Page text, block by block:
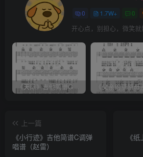
0 1.7W+ 0
开心点，别担心，微笑就
《天际》吉他简谱G调弹唱谱（姜玉阳）
上一篇
《小行迹》吉他简谱C调弹
唱谱（赵雷）
《